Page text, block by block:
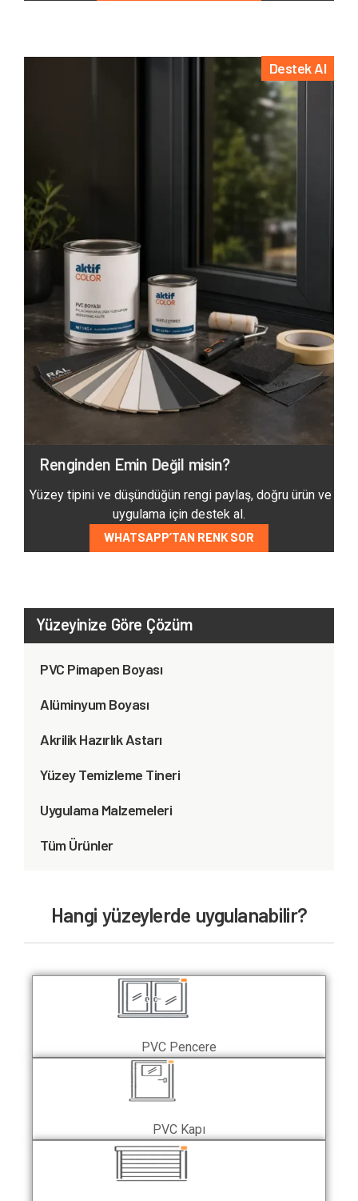
Destek Al
Renginden Emin Değil misin?
Yüzey tipini ve düşündüğün rengi paylaş, doğru ürün ve
uygulama için destek al.
WHATSAPP’TAN RENK SOR
Yüzeyinize Göre Çözüm
PVC Pimapen Boyası
Alüminyum Boyası
Akrilik Hazırlık Astarı
Yüzey Temizleme Tineri
Uygulama Malzemeleri
Tüm Ürünler
Hangi yüzeylerde uygulanabilir?
PVC Pencere
PVC Kapı